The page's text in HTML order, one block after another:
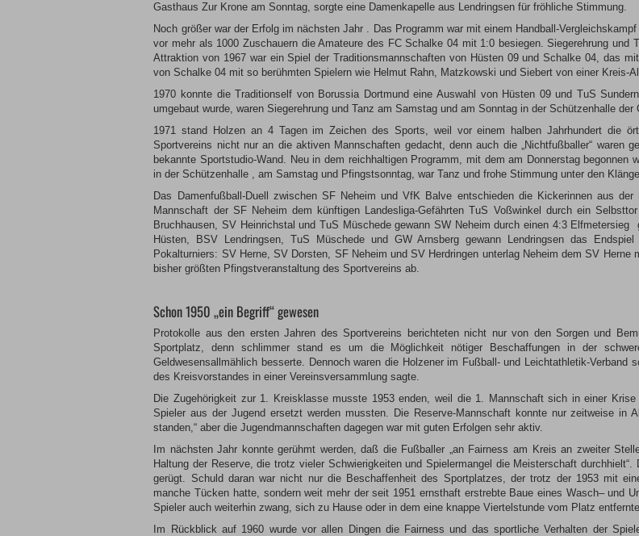
Gasthaus Zur Krone am Sonntag, sorgte eine Damenkapelle aus Lendringsen für fröhliche Stimmung.
Noch größer war der Erfolg im nächsten Jahr . Das Programm war mit einem Handball-
vor mehr als 1000 Zuschauern die Amateure des FC Schalke 04 mit 1:0 besiegen. Siegerehrung und
Attraktion von 1967 war ein Spiel der Traditionsmannschaften von Hüsten 09 und Schalke 04, das
von Schalke 04 mit so berühmten Spielern wie Helmut Rahn, Matzkowski und Siebert von einer Kreis-
1970 konnte die Traditionself von Borussia Dortmund eine Auswahl von Hüsten 09 und TuS
umgebaut wurde, waren Siegerehrung und Tanz am Samstag und am Sonntag in der Schützenhalle der
1971 stand Holzen an 4 Tagen im Zeichen des Sports, weil vor einem halben Jahrhundert die
Sportvereins nicht nur an die aktiven Mannschaften gedacht, denn auch die „Nichtfußballer“ waren
bekannte Sportstudio-Wand. Neu in dem reichhaltigen Programm, mit dem am Donnerstag begonnen
in der Schützenhalle , am Samstag und Pfingstsonntag, war Tanz und frohe Stimmung unter den
Das Damenfußball-Duell zwischen SF Neheim und VfK Balve entschieden die Kickerinnen aus
Mannschaft der SF Neheim dem künftigen Landesliga-Gefährten TuS Voßwinkel durch ein
Bruchhausen, SV Heinrichstal und TuS Müschede gewann SW Neheim durch einen 4:3
Hüsten, BSV Lendringsen, TuS Müschede und GW Arnsberg gewann Lendringsen das
Pokalturniers: SV Herne, SV Dorsten, SF Neheim und SV Herdringen unterlag Neheim dem SV
bisher größten Pfingstveranstaltung des Sportvereins ab.
Schon 1950 „ein Begriff“ gewesen
Protokolle aus den ersten Jahren des Sportvereins berichteten nicht nur von den Sorgen und
Sportplatz, denn schlimmer stand es um die Möglichkeit nötiger Beschaffungen in der
Geldwesensallmählich besserte. Dennoch waren die Holzener im Fußball- und Leichtathletik-Verband
des Kreisvorstandes in einer Vereinsversammlung sagte.
Die Zugehörigkeit zur 1. Kreisklasse musste 1953 enden, weil die 1. Mannschaft sich in einer
Spieler aus der Jugend ersetzt werden mussten. Die Reserve-Mannschaft konnte nur zeitweise in
standen,“ aber die Jugendmannschaften dagegen war mit guten Erfolgen sehr aktiv.
Im nächsten Jahr konnte gerühmt werden, daß die Fußballer „an Fairness am Kreis an zweiter
Haltung der Reserve, die trotz vieler Schwierigkeiten und Spielermangel die Meisterschaft
gerügt. Schuld daran war nicht nur die Beschaffenheit des Sportplatzes, der trotz der 1953 mit
manche Tücken hatte, sondern weit mehr der seit 1951 ernsthaft erstrebte Baue eines Wasch– und
Spieler auch weiterhin zwang, sich zu Hause oder in dem eine knappe Viertelstunde vom Platz
Im Rückblick auf 1960 wurde vor allen Dingen die Fairness und das sportliche Verhalten der